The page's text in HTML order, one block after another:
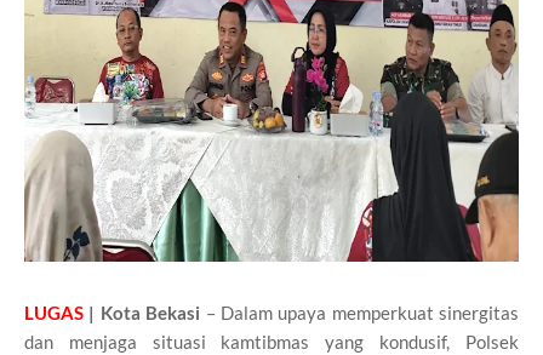
LUGAS | Kota Bekasi – Dalam upaya memperkuat sinergitas
dan menjaga situasi kamtibmas yang kondusif, Polsek